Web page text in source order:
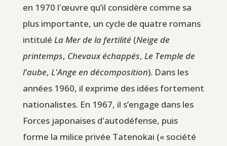
en 1970 l'œuvre qu’il considère comme sa
plus importante, un cycle de quatre romans
intitulé La Mer de la fertilité(Neige de
printemps, Chevaux échappés, Le Temple de
l'aube, L'Ange en décomposition). Dans les
années 1960, il exprime des idées fortement
nationalistes. En 1967, il s’engage dans les
Forces japonaises d'autodéfense, puis
forme la milice privée Tatenokai (« société